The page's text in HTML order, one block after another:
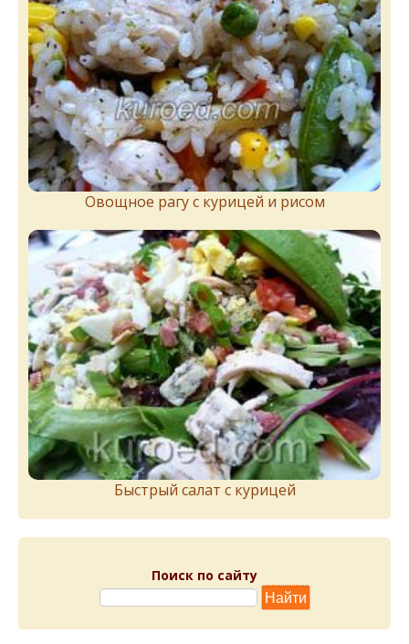
Овощное рагу с курицей и рисом
Быстрый салат с курицей
Поиск по сайту